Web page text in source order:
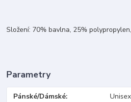
Složení: 70% bavlna, 25%
Parametry
Pánské/Dámské Unisex